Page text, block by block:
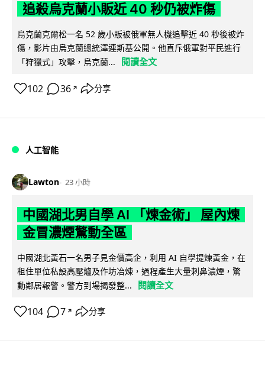
追殺烏克蘭小販近 40 秒仍被炸傷
烏克蘭克爾松一名 52 歲小販被俄軍無人機追擊近 40 秒後被炸
傷，影片由烏克蘭總統澤連斯基公開。他直斥俄軍對平民進行
「狩獵式」攻擊，烏克蘭...
閱讀全文
102 36 ↗ 分享
人工智能
Lawton 23 小時
中國湖北男自學 AI 「煉金術」 屋內煉
金冒濃煙驚動全區
中國湖北黃石一名男子見金價高企，利用 AI 自學提煉黃金，在
租住單位私設高壓爐及作坊冶煉，過程產生大量刺鼻濃煙，驚
動鄰居報警。警方到場揭發整...
閱讀全文
104 7 ↗ 分享